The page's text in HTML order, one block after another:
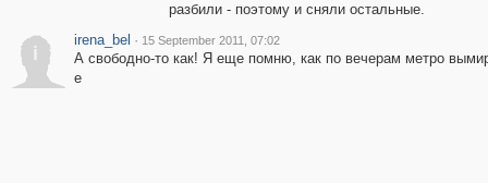
разбили - поэтому и сняли остальные.
i
irena_bel · 15 September 2011, 07:02
А свободно-то как! Я еще помню, как по вечерам метро
е